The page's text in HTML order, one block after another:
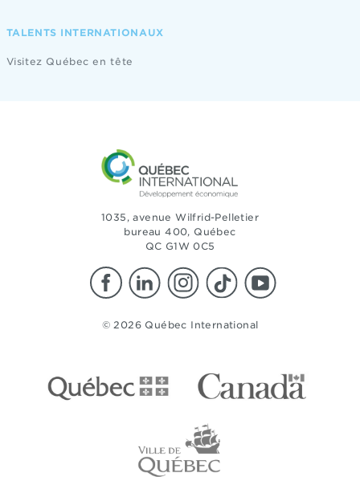
TALENTS INTERNATIONAUX
Visitez Québec en tête
1035, avenue Wilfrid-Pelletier
bureau 400, Québec
QC G1W 0C5
© 2026 Québec International